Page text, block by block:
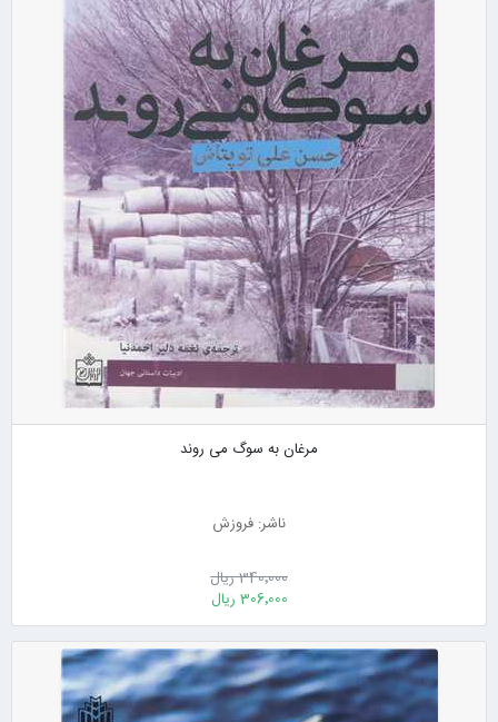
مرغان به سوگ می روند
ناشر: فروزش
340٬000 ریال
306٬000 ریال